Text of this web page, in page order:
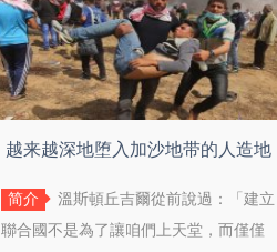
越来越深地堕入加沙地带的人造地
狱时联
简介
溫斯頓丘吉爾從前說過：「建立
聯合國不是為了讓咱們上天堂，而僅僅